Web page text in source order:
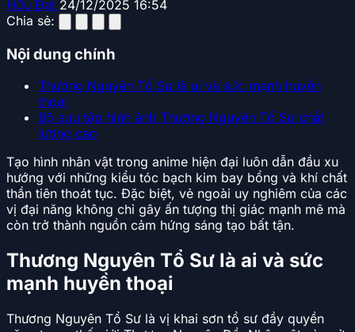
Hữu Đạt 24/12/2025 16:54
Chia sẻ:
Nội dung chính
Thương Nguyên Tổ Sư là ai và sức mạnh huyền
thoại
Bộ sưu tập hình ảnh Thương Nguyên Tổ Sư chất
lượng cao
Tạo hình nhân vật trong anime hiện đại luôn dẫn đầu xu
hướng với những kiểu tóc bạch kim bay bổng và khí chất
thần tiên thoát tục. Đặc biệt, vẻ ngoài uy nghiêm của các
vị đại năng không chỉ gây ấn tượng thị giác mạnh mẽ mà
còn trở thành nguồn cảm hứng sáng tạo bất tận.
Thương Nguyên Tổ Sư là ai và sức
mạnh huyền thoại
Thương Nguyên Tổ Sư là vị khai sơn tổ sư đầy quyền